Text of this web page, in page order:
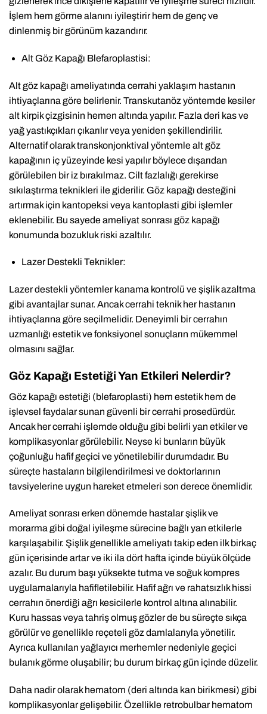
İşlem hem görme alanını iyileştirir hem de genç ve
dinlenmiş bir görünüm kazandırır.
Alt Göz Kapağı Blefaroplastisi:
Alt göz kapağı ameliyatında cerrahi yaklaşım hastanın
ihtiyaçlarına göre belirlenir. Transkutanöz yöntemde kesiler
alt kirpik çizgisinin hemen altında yapılır. Fazla deri kas ve
yağ yastıkçıkları çıkarılır veya yeniden şekillendirilir.
Alternatif olarak transkonjonktival yöntemle alt göz
kapağının iç yüzeyinde kesi yapılır böylece dışarıdan
görülebilen bir iz bırakılmaz. Cilt fazlalığı gerekirse
sıkılaştırma teknikleri ile giderilir. Göz kapağı desteğini
artırmak için kantopeksi veya kantoplasti gibi işlemler
eklenebilir. Bu sayede ameliyat sonrası göz kapağı
konumunda bozukluk riski azaltılır.
Lazer Destekli Teknikler:
Lazer destekli yöntemler kanama kontrolü ve şişlik azaltma
gibi avantajlar sunar. Ancak cerrahi teknik her hastanın
ihtiyaçlarına göre seçilmelidir. Deneyimli bir cerrahın
uzmanlığı estetik ve fonksiyonel sonuçların mükemmel
olmasını sağlar.
Göz Kapağı Estetiği Yan Etkileri Nelerdir?
Göz kapağı estetiği (blefaroplasti) hem estetik hem de
işlevsel faydalar sunan güvenli bir cerrahi prosedürdür.
Ancak her cerrahi işlemde olduğu gibi belirli yan etkiler ve
komplikasyonlar görülebilir. Neyse ki bunların büyük
çoğunluğu hafif geçici ve yönetilebilir durumdadır. Bu
süreçte hastaların bilgilendirilmesi ve doktorlarının
tavsiyelerine uygun hareket etmeleri son derece önemlidir.
Ameliyat sonrası erken dönemde hastalar şişlik ve
morarma gibi doğal iyileşme sürecine bağlı yan etkilerle
karşılaşabilir. Şişlik genellikle ameliyatı takip eden ilk birkaç
gün içerisinde artar ve iki ila dört hafta içinde büyük ölçüde
azalır. Bu durum başı yüksekte tutma ve soğuk kompres
uygulamalarıyla hafifletilebilir. Hafif ağrı ve rahatsızlık hissi
cerrahın önerdiği ağrı kesicilerle kontrol altına alınabilir.
Kuru hassas veya tahriş olmuş gözler de bu süreçte sıkça
görülür ve genellikle reçeteli göz damlalarıyla yönetilir.
Ayrıca kullanılan yağlayıcı merhemler nedeniyle geçici
bulanık görme oluşabilir; bu durum birkaç gün içinde düzelir.
Daha nadir olarak hematom (deri altında kan birikmesi) gibi
komplikasyonlar gelişebilir. Özellikle retrobulbar hematom